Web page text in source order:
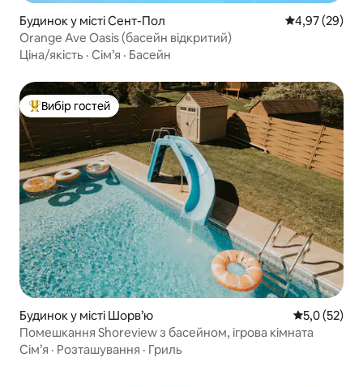
Будинок у місті Сент-Пол Середня
4,97 (29)
Orange Ave Oasis (басейн відкритий)
Ціна/якість · Сім’я · Басейн
Топ вибір гостей
Вибір гостей
Будинок у місті Шорв’ю Середня
5,0 (52)
Помешкання Shoreview з басейном, ігрова кімната
Сім’я · Розташування · Гриль